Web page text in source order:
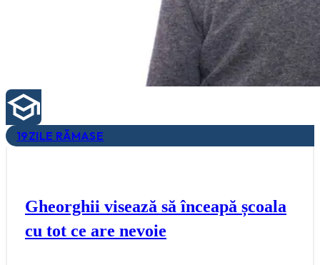
19ZILE RĂMASE
Gheorghii visează să înceapă școala
cu tot ce are nevoie